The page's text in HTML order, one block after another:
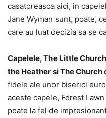
casatoreasca aici, in
Jane Wyman sunt, poate,
care au luat decizia sa se
Capelele, The Little
the Heather si The Church
fidele ale unor biserici
aceste capele, Forest
poate la fel de